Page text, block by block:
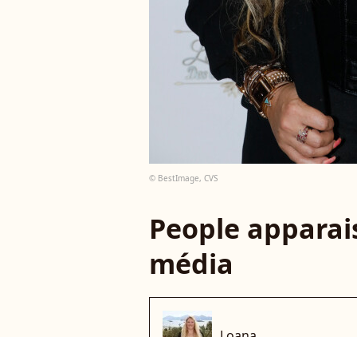
© BestImage, CVS
People
média